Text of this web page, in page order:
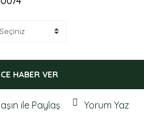
HABER VER
ile Paylaş Yorum Yaz